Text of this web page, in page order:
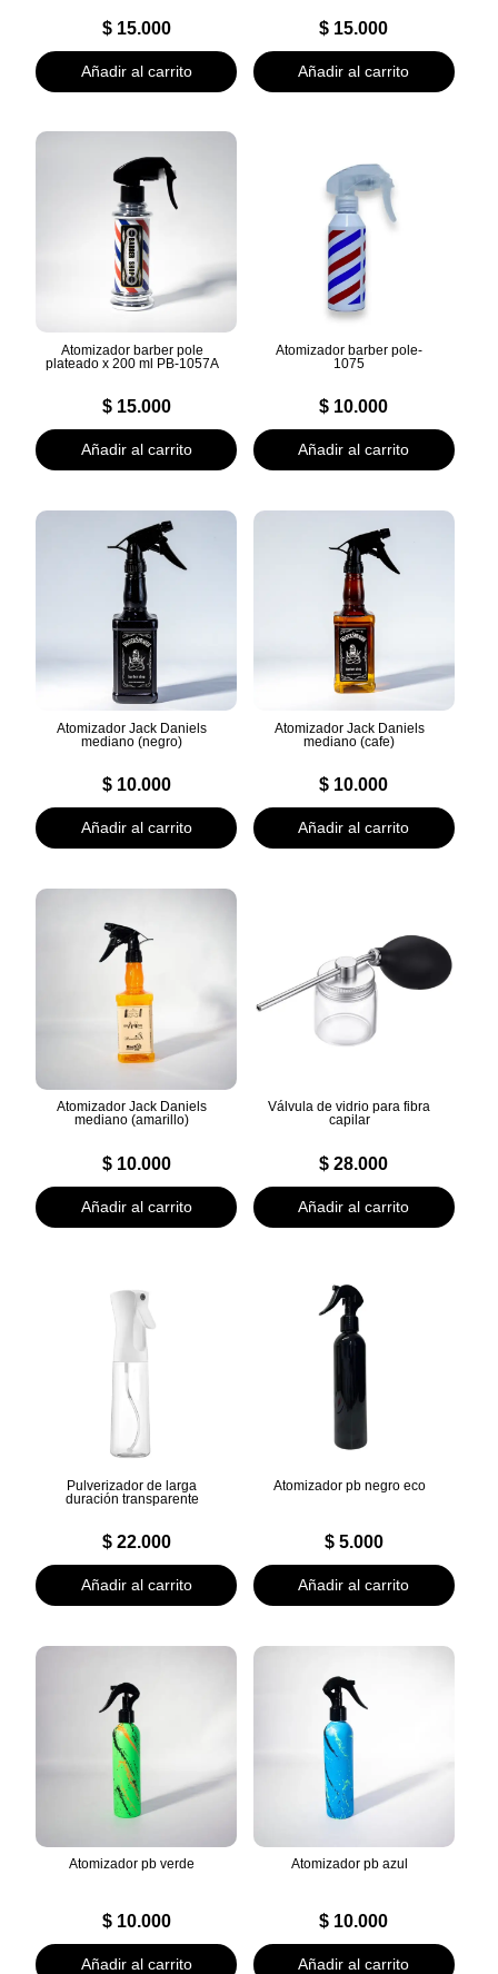
$15.000
Añadir al carrito
$ 15.000
Añadir al carrito
Atomizador barber pole
plateado x 200 ml PB-1057A
$15.000
Añadir al carrito
Atomizador barber pole-
1075
$ 10.000
Añadir al carrito
Atomizador Jack Daniels
mediano (negro)
$10.000
Añadir al carrito
Atomizador Jack Daniels
mediano (cafe)
$ 10.000
Añadir al carrito
Atomizador Jack Daniels
mediano (amarillo)
$10.000
Añadir al carrito
Válvula de vidrio para fibra
capilar
$ 28.000
Añadir al carrito
Pulverizador de larga
duración transparente
$22.000
Añadir al carrito
Atomizador pb negro eco
$5.000
Añadir al carrito
Atomizador pb verde
$10.000
Añadir al carrito
Atomizador pb azul
$ 10.000
Añadir al carrito